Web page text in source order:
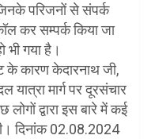
परिजनों से संपर्क
कर सम्पर्क किया जा
भी गया है।
के कारण केदारनाथ जी,
यात्रा मार्ग पर दूरसंचार
द्वारा इस बारे में कई
दिनांक 02.08.2024